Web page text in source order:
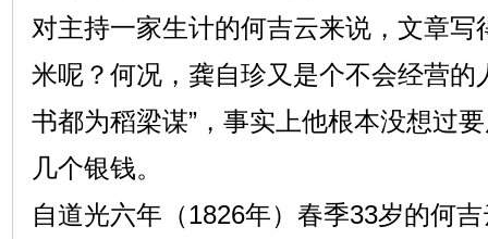
对主持一家生计的何吉云来说，文章写
米呢？何况，龚自珍又是个不会经营的
书都为稻梁谋”，事实上他根本没想过
几个银钱。
自道光六年（1826年）春季33岁的何